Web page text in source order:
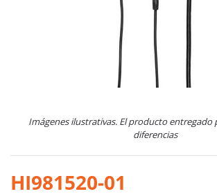
Imágenes ilustrativas. El producto entregado
diferencias
HI981520-01